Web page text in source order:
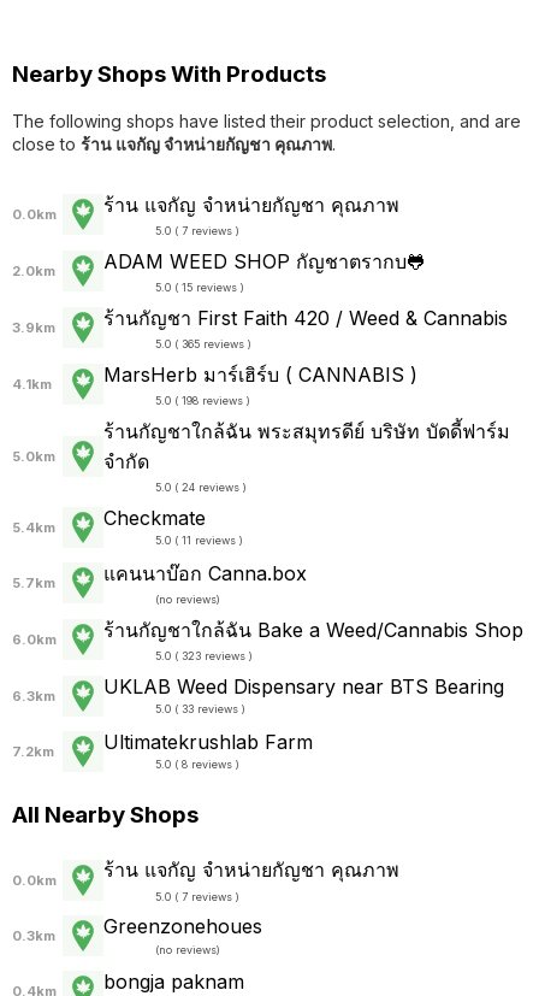
Nearby Shops With Products
The following shops have listed their product selection, and are
close to ร้าน แจกัญ จำหน่ายกัญชา คุณภาพ.
0.0km ร้าน แจกัญ จำหน่ายกัญชา คุณภาพ
5.0 ( 7 reviews )
2.0km ADAM WEED SHOP กัญชาตรากบ🐸
5.0 ( 15 reviews )
3.9km ร้านกัญชา First Faith 420 / Weed & Cannabis
5.0 ( 365 reviews )
4.1km MarsHerb มาร์เฮิร์บ ( CANNABIS )
5.0 ( 198 reviews )
5.0km
ร้านกัญชาใกล้ฉัน พระสมุทรดีย์ บริษัท บัดดี้ฟาร์ม
จำกัด
5.0 ( 24 reviews )
5.4km Checkmate
5.0 ( 11 reviews )
5.7km แคนนาบ๊อก Canna.box
(no reviews)
6.0km ร้านกัญชาใกล้ฉัน Bake a Weed/Cannabis Shop
5.0 ( 323 reviews )
6.3km UKLAB Weed Dispensary near BTS Bearing
5.0 ( 33 reviews )
7.2km Ultimatekrushlab Farm
5.0 ( 8 reviews )
All Nearby Shops
0.0km ร้าน แจกัญ จำหน่ายกัญชา คุณภาพ
5.0 ( 7 reviews )
0.3km Greenzonehoues
(no reviews)
0.4km bongja paknam